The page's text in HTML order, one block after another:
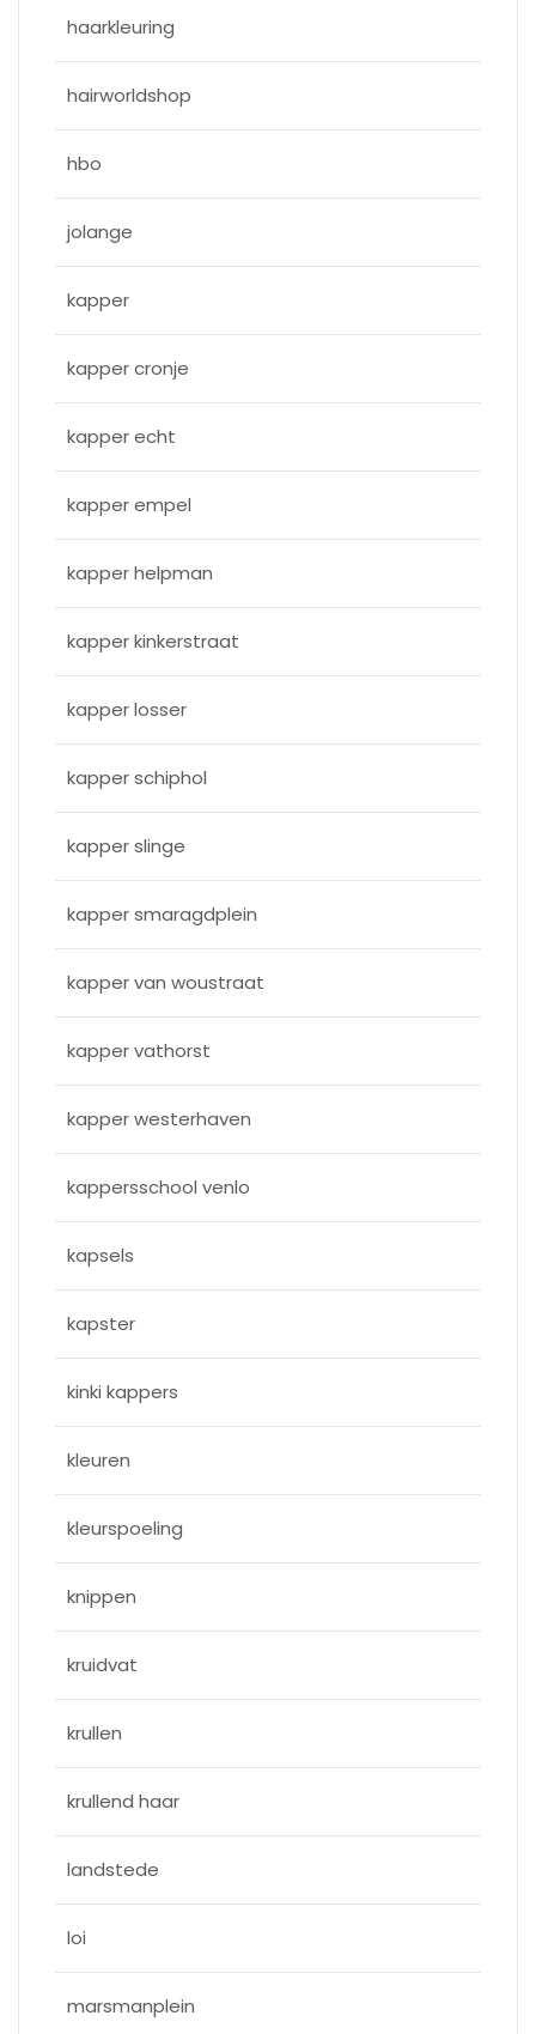
haarkleuring
hairworldshop
hbo
jolange
kapper
kapper cronje
kapper echt
kapper empel
kapper helpman
kapper kinkerstraat
kapper losser
kapper schiphol
kapper slinge
kapper smaragdplein
kapper van woustraat
kapper vathorst
kapper westerhaven
kappersschool venlo
kapsels
kapster
kinki kappers
kleuren
kleurspoeling
knippen
kruidvat
krullen
krullend haar
landstede
loi
marsmanplein